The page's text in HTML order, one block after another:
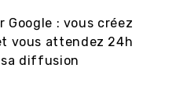
Google : vous créez
vous attendez 24h
sa diffusion